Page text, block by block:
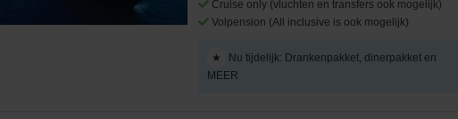
Cruise only (vluchten en transfers ook mogelijk)
Volpension (All inclusive is ook mogelijk)
★
Nu tijdelijk: Drankenpakket, dinerpakket en
MEER